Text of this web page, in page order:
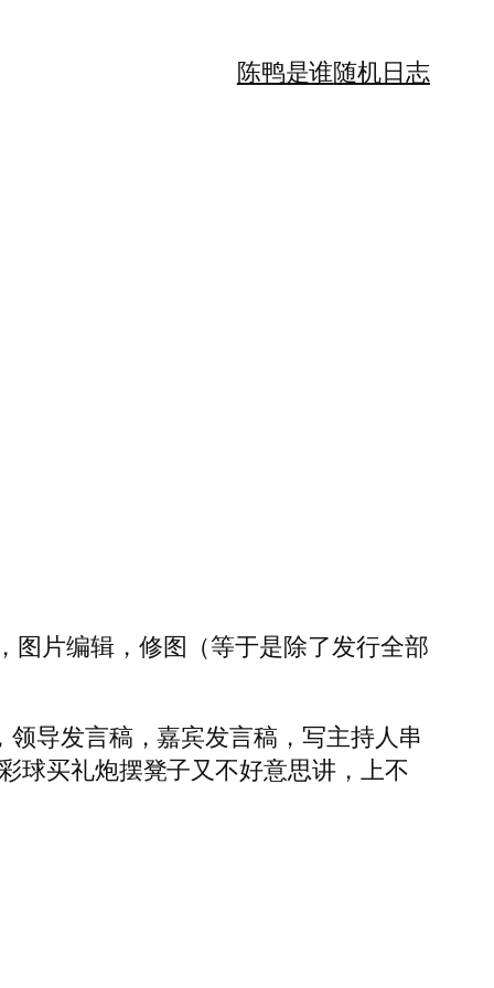
陈鸭是谁随机日志
图片编辑，修图（等于是除了发行全部
导发言稿，嘉宾发言稿，写主持人串
球买礼炮摆凳子又不好意思讲，上不